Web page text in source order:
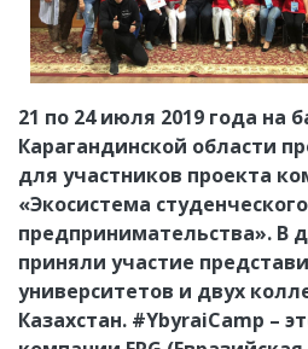
21 по 24 июля 2019 года на
Карагандинской области
для участников проекта
«Экосистема студенческого
предпринимательства». В
приняли участие
университетов и двух
Казахстан. #YbyraiCamp –